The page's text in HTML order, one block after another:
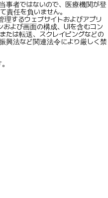
事者ではないので、医療機関が登
責任を負いません。
するウェブサイトおよびアプリ
よび画面の構成、UIを含むコン
たは転送、スクレイピングなどの
興法など関連法令により厳しく禁